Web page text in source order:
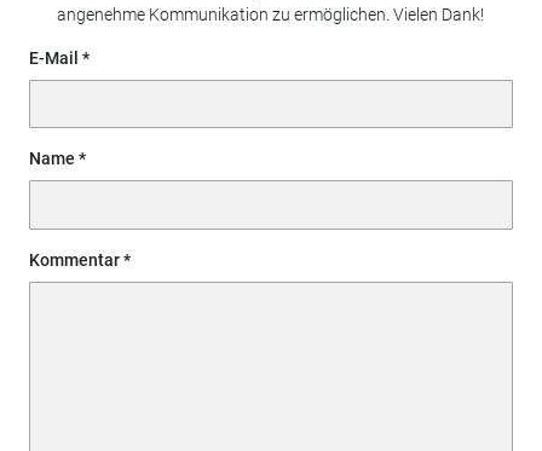
angenehme Kommunikation zu ermöglichen. Vielen Dank!
E-Mail
Name
Kommentar